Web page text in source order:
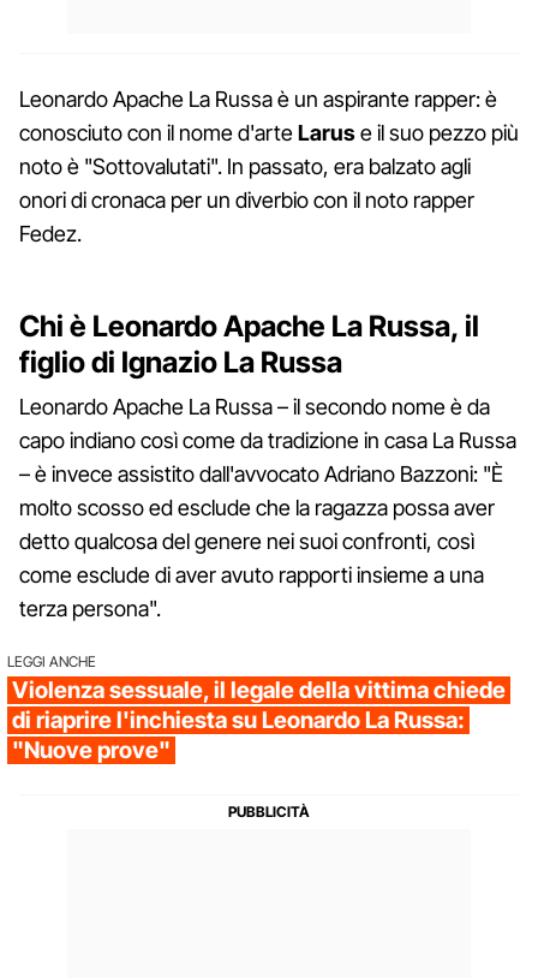
Leonardo Apache La Russa è un aspirante rapper: è
conosciuto con il nome d'arteLaruse il suo pezzo più
noto è "Sottovalutati". In passato, era balzato agli
onori di cronaca per un diverbio con il noto rapper
Fedez.
Chi è Leonardo Apache La Russa, il
figlio di Ignazio La Russa
Leonardo Apache La Russa – il secondo nome è da
capo indiano così come da tradizione in casa La Russa
– è invece assistito dall'avvocato Adriano Bazzoni: "È
molto scosso ed esclude che la ragazza possa aver
detto qualcosa del genere nei suoi confronti, così
come esclude di aver avuto rapporti insieme a una
terza persona".
LEGGI ANCHE
Violenza sessuale, il legale della vittima chiede
di riaprire l'inchiesta su Leonardo La Russa:
"Nuove prove"